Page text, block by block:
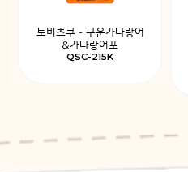
토비츠쿠 - 구운가다랑어
&가다랑어포
QSC-215K